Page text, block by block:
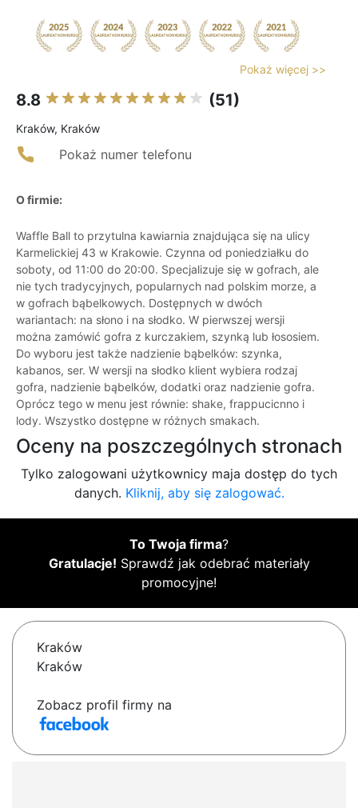
Pokaż więcej >>
8.8 (51)
Kraków, Kraków
Pokaż numer telefonu
O firmie:
Waffle Ball to przytulna kawiarnia znajdująca się na ulicy
Karmelickiej 43 w Krakowie. Czynna od poniedziałku do
soboty, od 11:00 do 20:00. Specjalizuje się w gofrach, ale
nie tych tradycyjnych, popularnych nad polskim morze, a
w gofrach bąbelkowych. Dostępnych w dwóch
wariantach: na słono i na słodko. W pierwszej wersji
można zamówić gofra z kurczakiem, szynką lub łososiem.
Do wyboru jest także nadzienie bąbelków: szynka,
kabanos, ser. W wersji na słodko klient wybiera rodzaj
gofra, nadzienie bąbelków, dodatki oraz nadzienie gofra.
Oprócz tego w menu jest równie: shake, frappucicnno i
lody. Wszystko dostępne w różnych smakach.
Oceny na poszczególnych stronach
Tylko zalogowani użytkownicy maja dostęp do tych
danych. Kliknij, aby się zalogować.
To Twoja firma?
Gratulacje! Sprawdź jak odebrać materiały
promocyjne!
Kraków
Kraków
Zobacz profil firmy na